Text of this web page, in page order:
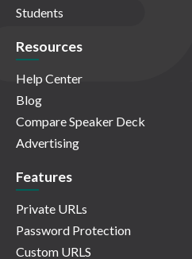
Students
Resources
Help Center
Blog
Compare Speaker Deck
Advertising
Features
Private URLs
Password Protection
Custom URLS